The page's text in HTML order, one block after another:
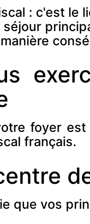
: c'est le
séjour
foyer
français.
que vos